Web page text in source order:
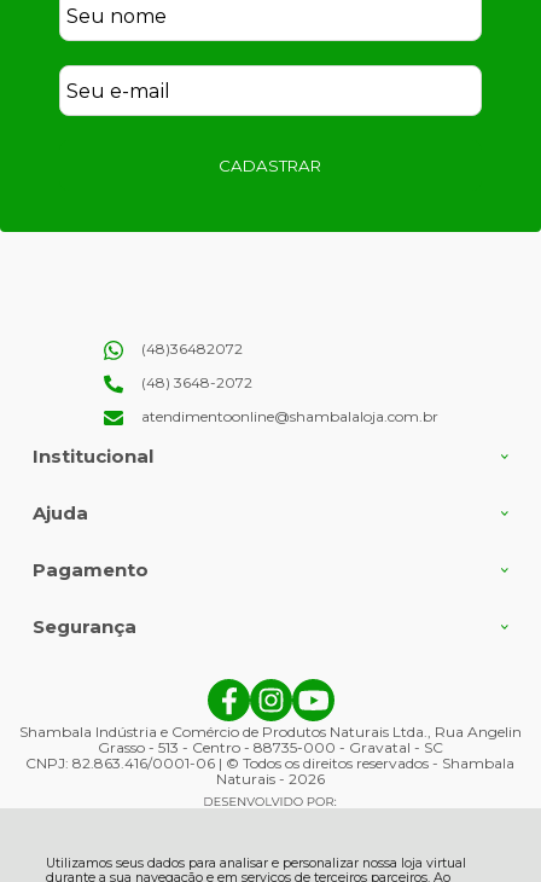
Utilizamos seus dados para analisar e personalizar nossa loja virtual
durante a sua navegação e em serviços de terceiros parceiros. Ao
CADASTRAR
Institucional
Ajuda
(48)36482072
(48) 3648-2072
atendimentoonline@shambalaloja.com.br
Pagamento
Segurança
Shambala Indústria e Comércio de Produtos Naturais Ltda., Rua Angelin
Grasso - 513 - Centro - 88735-000 - Gravatal - SC
CNPJ: 82.863.416/0001-06 | © Todos os direitos reservados - Shambala
Naturais - 2026